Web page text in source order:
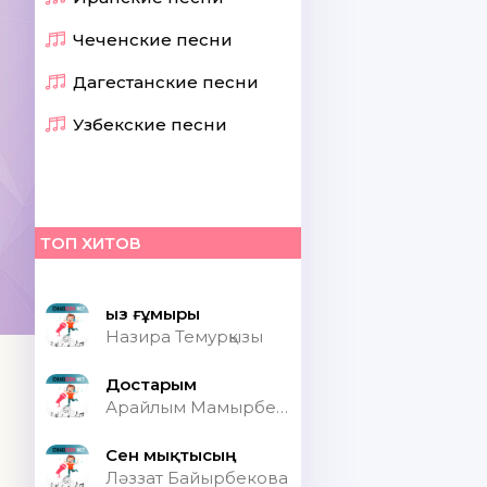
Чеченские песни
Дагестанские песни
Узбекские песни
ТОП ХИТОВ
Қыз ғұмыры
Назира Темурқызы
Достарым
Арайлым Мамырбекқызы
Сен мықтысың
Ләззат Байырбекова